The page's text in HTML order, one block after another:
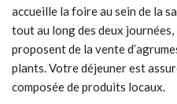
accueille la foire au sein de la
tout au long des deux
proposent de la vente
plants. Votre déjeuner est
composée de produits locaux.